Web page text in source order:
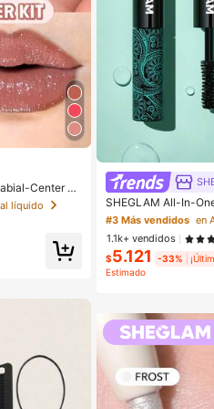
Center St
Maquill
líquido
SHEGLAM All-In-
ud PestañAs Marca
Para Mujeres Y
#3 Más vendidos
1.1k+ vendidos
$5.121 -33%
Estimado